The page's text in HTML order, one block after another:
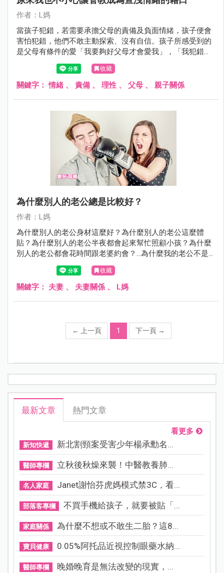
作者：L媽
當孩子犯錯，若需要承擔父母的責備及負面情緒，孩子便會
害怕犯錯，他們不敢主動探索、沒有自信。孩子所感受到的
是父母有條件的愛「我要夠好父母才會愛我」，「我犯錯就
不被愛、接納」，這樣的成長環境好嗎？
收藏
關鍵字：情緒 、 責備 、 理性 、 父母 、 親子關係
為什麼別人的老公總是比較好？
作者：L媽
為什麼別人的老公身材這麼好？為什麼別人的老公這麼體
貼？為什麼別人的老公半夜都會起來幫忙照顧小孩？為什麼
別人的老公都會花時間跟老婆約會？...為什麼我的老公不是
收藏
關鍵字： 夫妻 、 夫妻關係 、 L媽
← 上一頁 1 下一頁 →
最新文章 熱門文章
看更多
新知快遞 新北割頸案受害少年楊承勳名...
醫師專欄 立秋後秋燥來襲！中醫教養肺...
名人家庭 Janet謝怡芬虎媽模式禁3C，看...
部落客專欄 不買手機給孩子，就要被貼「...
家庭關係 為什麼不想或不敢生二胎？這8...
寶貝健康 0.05%阿托品近視控制眼藥水納...
醫師專欄 晚婚晚育是無法改變的現實，...